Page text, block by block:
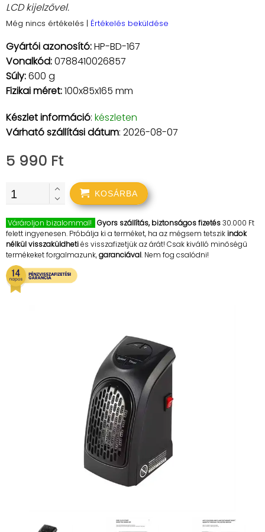
LCD kijelzővel.
Még nincs értékelés | Értékelés beküldése
Gyártói azonosító:HP-BD-167
Vonalkód:0788410026857
Súly:600 g
Fizikai méret:100x85x165 mm
Készlet információ: készleten
Várható szállítási dátum: 2026-08-07
5 990 Ft
KOSÁRBA
Várároljon bizalommal! Gyors szállítás, biztonságos fizetés30.000 Ft
felett ingyenesen. Próbálja ki a terméket, ha az mégsem tetszikindok
nélkül visszaküldhetiés visszafizetjük az árát! Csak kiválló minőségű
termékeket forgalmazunk,garanciával. Nem fog csalódni!